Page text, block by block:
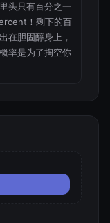
头只有百分之一
！剩下的百
在胆固醇身上，
率是为了掏空你